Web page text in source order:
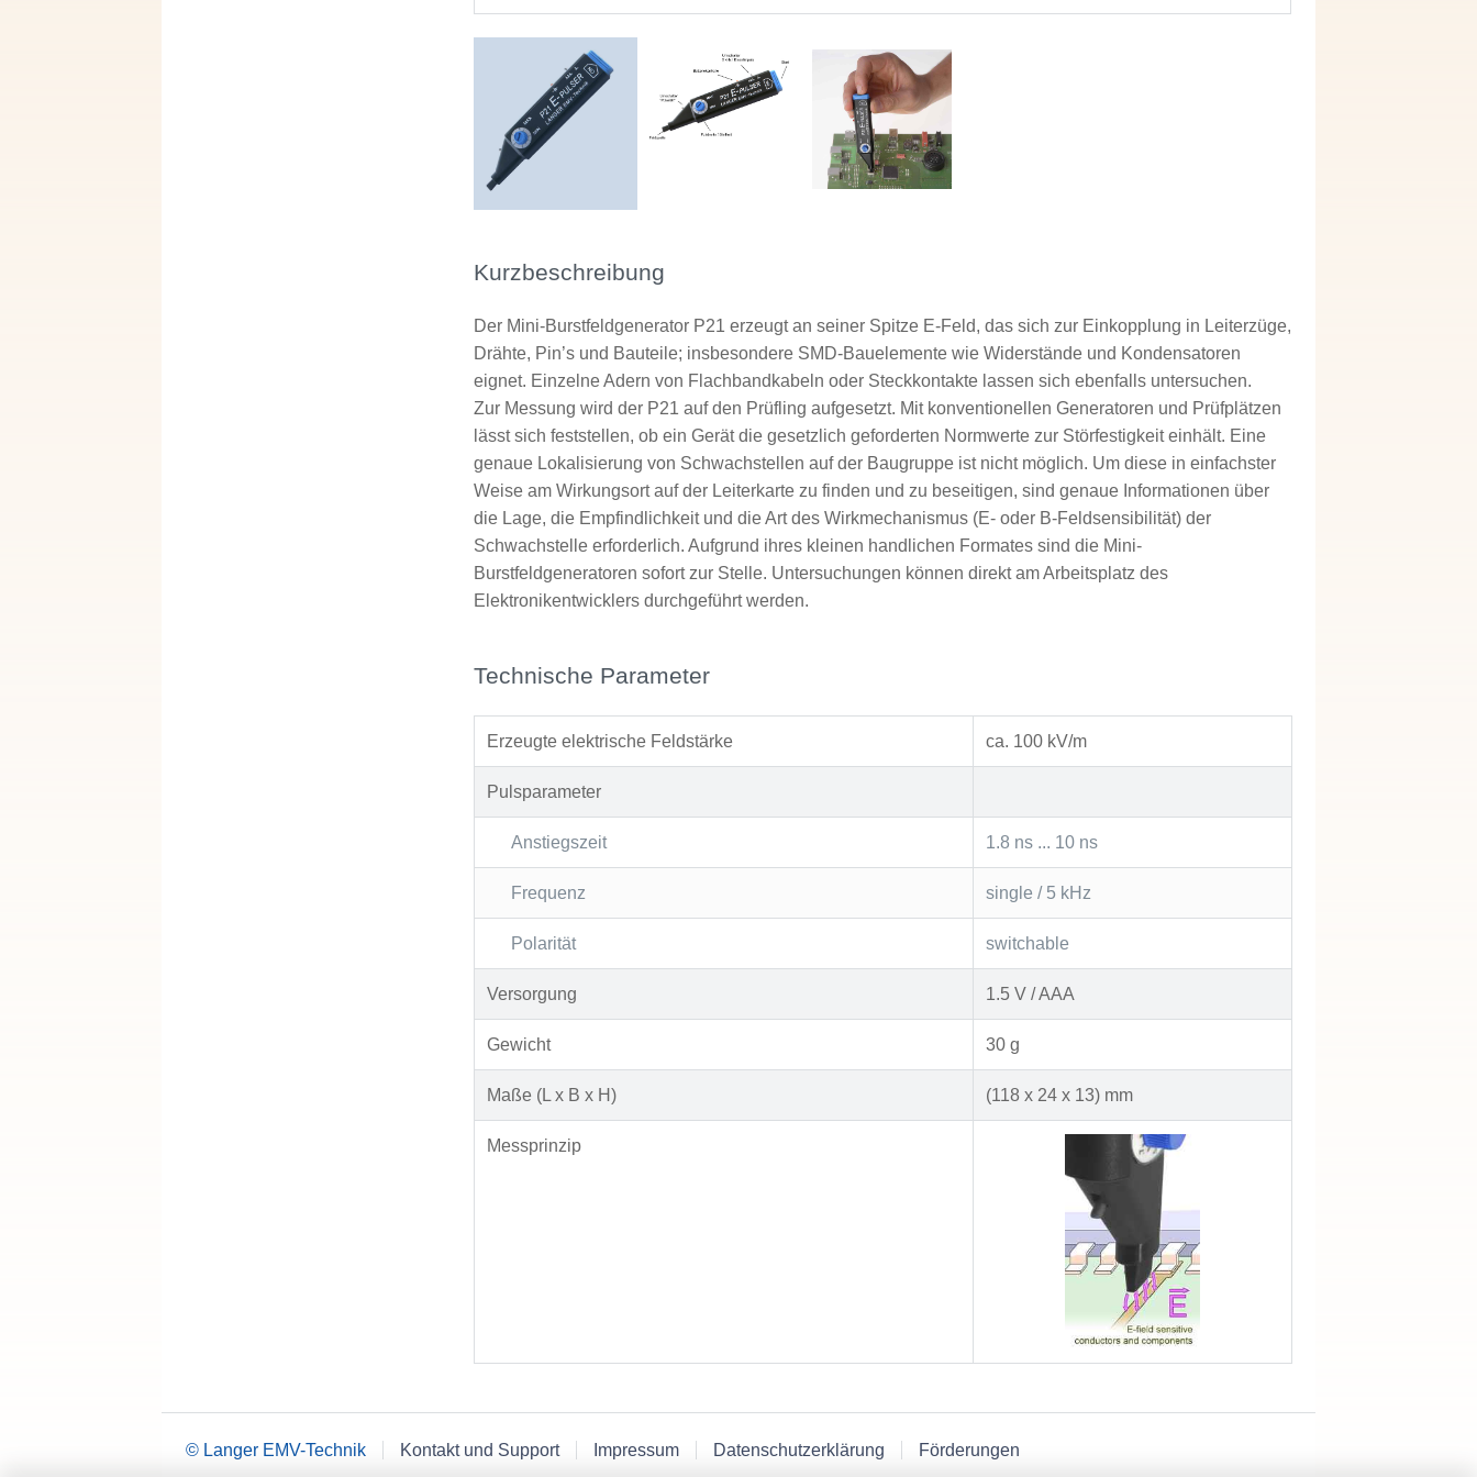
Kurzbeschreibung
Der Mini-Burstfeldgenerator P21 erzeugt an seiner Spitze E-Feld, das sich zur Einkopplung in Leiterzüge,
Drähte, Pin’s und Bauteile; insbesondere SMD-Bauelemente wie Widerstände und Kondensatoren
eignet. Einzelne Adern von Flachbandkabeln oder Steckkontakte lassen sich ebenfalls untersuchen.
Zur Messung wird der P21 auf den Prüfling aufgesetzt. Mit konventionellen Generatoren und Prüfplätzen
lässt sich feststellen, ob ein Gerät die gesetzlich geforderten Normwerte zur Störfestigkeit einhält. Eine
genaue Lokalisierung von Schwachstellen auf der Baugruppe ist nicht möglich. Um diese in einfachster
Weise am Wirkungsort auf der Leiterkarte zu finden und zu beseitigen, sind genaue Informationen über
die Lage, die Empfindlichkeit und die Art des Wirkmechanismus (E- oder B-Feldsensibilität) der
Schwachstelle erforderlich. Aufgrund ihres kleinen handlichen Formates sind die Mini-
Burstfeldgeneratoren sofort zur Stelle. Untersuchungen können direkt am Arbeitsplatz des
Elektronikentwicklers durchgeführt werden.
Technische Parameter
Erzeugte elektrische Feldstärke ca. 100 kV/m
Pulsparameter
Anstiegszeit 1.8 ns ... 10 ns
Frequenz single / 5 kHz
Polarität switchable
Versorgung 1.5 V / AAA
Gewicht 30 g
Maße (L x B x H) (118 x 24 x 13) mm
Messprinzip
© Langer EMV-Technik Kontakt und Support Impressum Datenschutzerklärung Förderungen